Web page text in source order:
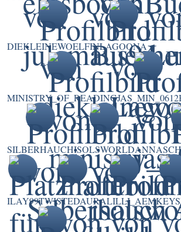
DIEKLEINEWOELFINLAGOONA
MINISTRY_OF_READINGJAS_MIN_0612
SILBERHAUCHISOLSWORLD
ILAY99TWISTEDAURALILLI_A